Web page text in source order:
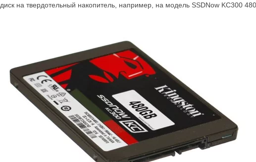
диск на твердотельный накопитель, например, на модель SSDNow KC300